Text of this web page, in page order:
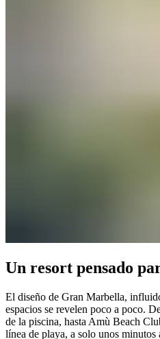
Un resort pensado para descubrirse.​​​​‌
El diseño de Gran Marbella,
espacios se revelen poco a poco.
de la piscina, hasta Amù Beach
línea de playa, a solo unos minutos a pie del hotel.​​​​‌